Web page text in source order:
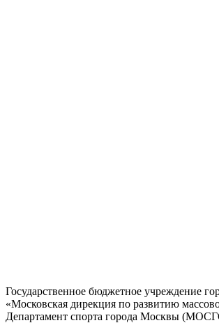
Государственное бюджетное учреждение
«Московская дирекция по развитию
Департамент спорта города Москвы